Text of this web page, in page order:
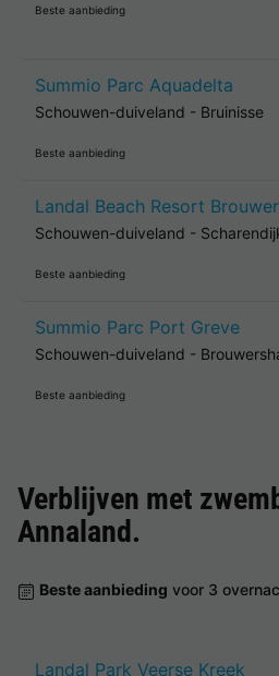
Beste aanbieding
Summio Parc Aquadelta
Schouwen-duiveland - Bruinisse
Beste aanbieding
Landal Beach Resort
Schouwen-duiveland -
Beste aanbieding
Summio Parc Port Greve
Schouwen-duiveland -
Beste aanbieding
Verblijven met
Annaland.
Beste aanbieding voor 3
Landal Park Veerse Kreek